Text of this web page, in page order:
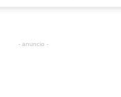
- anuncio -